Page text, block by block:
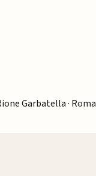
Garbatella · Roma